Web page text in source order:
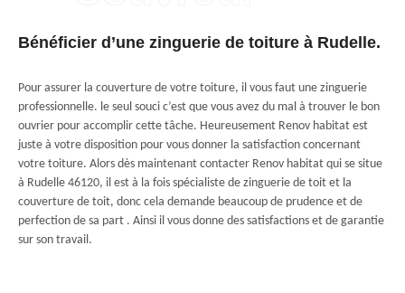
Bénéficier d’une zinguerie de toiture à Rudelle.
Pour assurer la couverture de votre toiture, il vous faut une zinguerie
professionnelle. le seul souci c’est que vous avez du mal à trouver le bon
ouvrier pour accomplir cette tâche. Heureusement Renov habitat est
juste à votre disposition pour vous donner la satisfaction concernant
votre toiture. Alors dès maintenant contacter Renov habitat qui se situe
à Rudelle 46120, il est à la fois spécialiste de zinguerie de toit et la
couverture de toit, donc cela demande beaucoup de prudence et de
perfection de sa part . Ainsi il vous donne des satisfactions et de garantie
sur son travail.